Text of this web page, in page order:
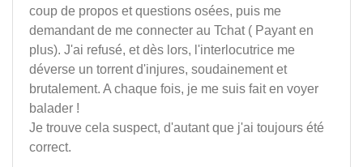
coup de propos et questions osées, puis me
demandant de me connecter au Tchat ( Payant en
plus). J'ai refusé, et dès lors, l'interlocutrice me
déverse un torrent d'injures, soudainement et
brutalement. A chaque fois, je me suis fait en voyer
balader !
Je trouve cela suspect, d'autant que j'ai toujours été
correct.